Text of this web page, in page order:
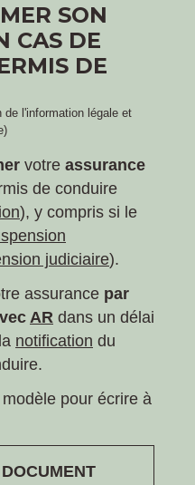
SON
CAS DE
DE
l'information légale et
votre assurance
de conduire
), y compris si le
judiciaire).
assurance par
AR dans un délai
notification du
pour écrire à